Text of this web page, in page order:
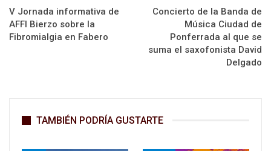
V Jornada informativa de
AFFI Bierzo sobre la
Fibromialgia en Fabero
Concierto de la Banda de
Música Ciudad de
Ponferrada al que se
suma el saxofonista David
Delgado
TAMBIÉN PODRÍA GUSTARTE